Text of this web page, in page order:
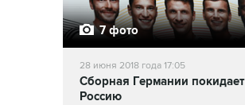
7 фото
28 июня 2018 года 17:05
Сборная Германии покидает
Россию